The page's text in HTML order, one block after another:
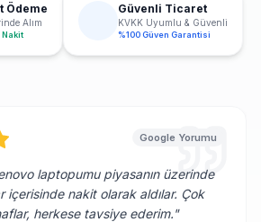
Ödeme
Alım
Nakit
Güvenli Ticaret
KVKK Uyumlu & Güvenli
%100 Güven Garantisi
Google Yorumu
laptopumu piyasanın üzerinde
nakit olarak aldılar. Çok
herkese tavsiye ederim."